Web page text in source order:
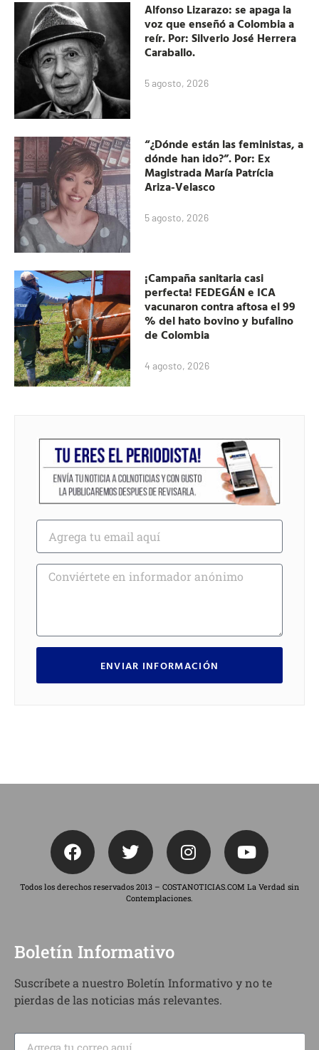
Alfonso Lizarazo: se apaga la
voz que enseñó a Colombia a
reír. Por: Silverio José Herrera
Caraballo.
5 agosto, 2026
“¿Dónde están las feministas, a
dónde han ido?”. Por: Ex
Magistrada María Patrícia
Ariza-Velasco
5 agosto, 2026
¡Campaña sanitaria casi
perfecta! FEDEGÁN e ICA
vacunaron contra aftosa el 99
% del hato bovino y bufalino
de Colombia
4 agosto, 2026
ENVIAR INFORMACIÓN
Todos los derechos reservados 2013 – COSTANOTICIAS.COM La Verdad sin
Contemplaciones.
Boletín Informativo
Suscríbete a nuestro Boletín Informativo y no te
pierdas de las noticias más relevantes.